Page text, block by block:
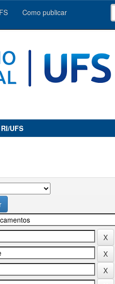
Como publicar
UFS